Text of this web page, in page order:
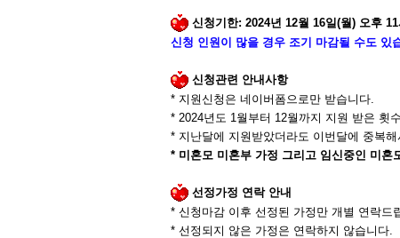
신청기한: 2024년 12월 16일 (월 ) 오후 11
신청 인원이 많을 경우 조기 마감될 수도 있
신청관련 안내사항
* 지원신청은 네이버폼으로만 받습니다
* 2024년도 1 월부터 12월까지 지원 받은 횟
* 지난달에 지원받았더라도 이번달에 중복
* 미혼모 미혼부 가정 그리고 임신중인 미혼
선정가정 연락 안내
* 신청마감 이후 선정된 가정만 개별 연락드
* 선정되지 않은 가정은 연락하지 않습니다